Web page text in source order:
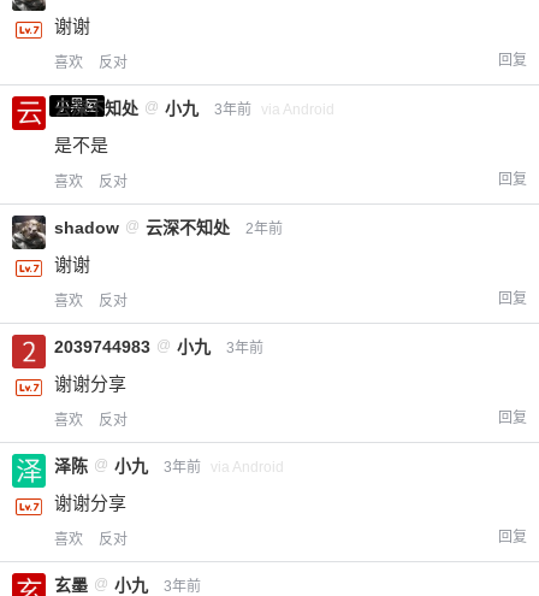
谢谢
喜欢 反对 回复
小黑屋
云深不知处 @ 小九 3年前 via Android
是不是
喜欢 反对 回复
shadow @ 云深不知处 2年前
谢谢
喜欢 反对 回复
2039744983 @ 小九 3年前
谢谢分享
喜欢 反对 回复
泽陈 @ 小九 3年前 via Android
谢谢分享
喜欢 反对 回复
玄墨 @ 小九 3年前